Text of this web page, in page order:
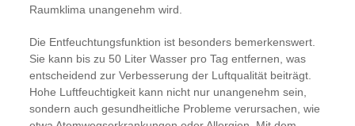
Raumklima unangenehm wird.
Die Entfeuchtungsfunktion ist besonders bemerkenswert.
Sie kann bis zu 50 Liter Wasser pro Tag entfernen, was
entscheidend zur Verbesserung der Luftqualität beiträgt.
Hohe Luftfeuchtigkeit kann nicht nur unangenehm sein,
sondern auch gesundheitliche Probleme verursachen, wie